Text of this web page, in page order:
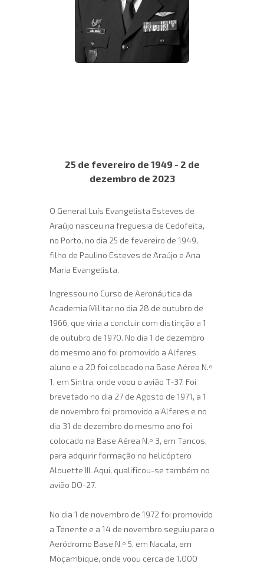
25 de fevereiro de 1949 - 2 de
dezembro de 2023
O General Luís Evangelista Esteves de
Araújo nasceu na freguesia de Cedofeita,
no Porto, no dia 25 de fevereiro de 1949,
filho de Paulino Esteves de Araújo e Ana
Maria Evangelista.
Ingressou no Curso de Aeronáutica da
Academia Militar no dia 28 de outubro de
1966, que viria a concluir com distinção a 1
de outubro de 1970. No dia 1 de dezembro
do mesmo ano foi promovido a Alferes
aluno e a 20 foi colocado na Base Aérea N.º
1, em Sintra, onde voou o avião T-37. Foi
brevetado no dia 27 de Agosto de 1971, a 1
de novembro foi promovido a Alferes e no
dia 31 de dezembro do mesmo ano foi
colocado na Base Aérea N.º 3, em Tancos,
para adquirir formação no helicóptero
Alouette III. Aqui, qualificou-se também no
avião DO-27.
No dia 1 de novembro de 1972 foi promovido
a Tenente e a 14 de novembro seguiu para o
Aeródromo Base N.º 5, em Nacala, em
Moçambique, onde voou cerca de 1.000